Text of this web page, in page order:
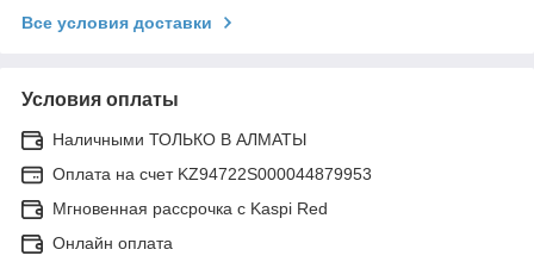
Все условия доставки
Условия оплаты
Наличными ТОЛЬКО В АЛМАТЫ
Оплата на счет KZ94722S000044879953
Мгновенная рассрочка с Kaspi Red
Онлайн оплата